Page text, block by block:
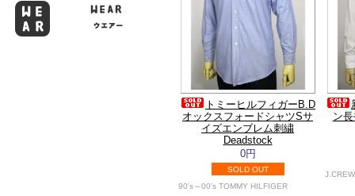
トミーヒルフィガーB.D
オックスフォードシャツSサ
イズエンブレム刺繍
Deadstock
0円
SOLD OUT
90's～00's TOMMY HILFIGER
ン
J.CREW